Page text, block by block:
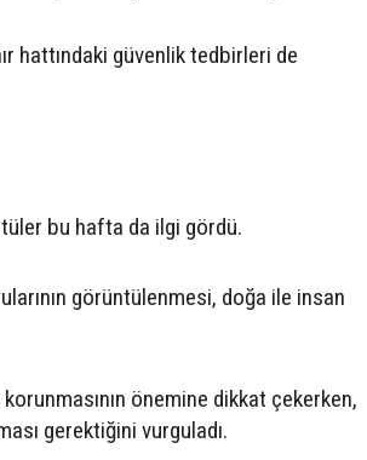
hattındaki güvenlik tedbirleri de
bu hafta da ilgi gördü.
görüntülenmesi, doğa ile insan
önemine dikkat çekerken,
gerektiğini vurguladı.